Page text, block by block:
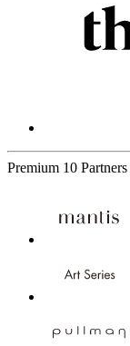
Premium 10 Partners